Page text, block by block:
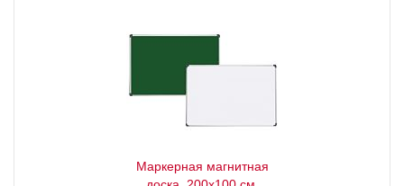
Маркерная магнитная